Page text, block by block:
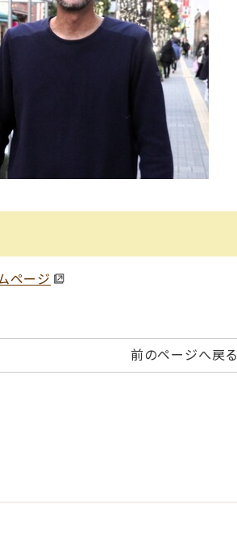
ページ
前のページへ戻る